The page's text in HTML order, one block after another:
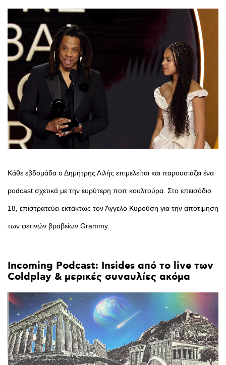
Κάθε εβδομάδα ο Δημήτρης Λιλής επιμελείται και παρουσιάζει ένα
podcast σχετικά με την ευρύτερη ποπ κουλτούρα. Στο επεισόδιο
18, επιστρατεύει εκτάκτως τον Άγγελο Κυρούση για την αποτίμηση
των φετινών βραβείων Grammy.
Incoming Podcast: Insides από το live των
Coldplay & μερικές συναυλίες ακόμα